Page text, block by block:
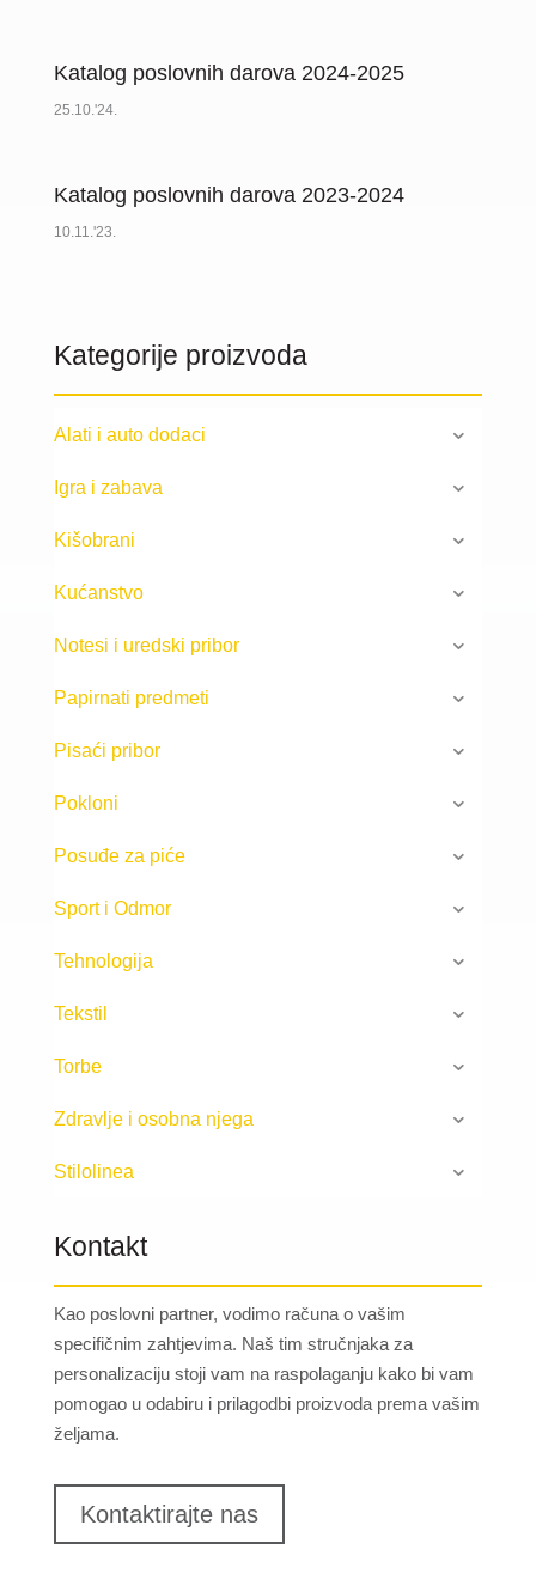
Katalog poslovnih darova 2024-2025
25.10.'24.
Katalog poslovnih darova 2023-2024
10.11.'23.
Kategorije proizvoda
Alati i auto dodaci
Igra i zabava
Kišobrani
Kućanstvo
Notesi i uredski pribor
Papirnati predmeti
Pisaći pribor
Pokloni
Posuđe za piće
Sport i Odmor
Tehnologija
Tekstil
Torbe
Zdravlje i osobna njega
Stilolinea
Kontakt
Kao poslovni partner, vodimo računa o vašim
specifičnim zahtjevima. Naš tim stručnjaka za
personalizaciju stoji vam na raspolaganju kako bi vam
pomogao u odabiru i prilagodbi proizvoda prema vašim
željama.
Kontaktirajte nas